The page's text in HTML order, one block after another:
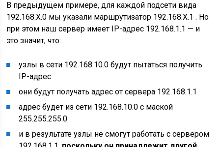
В предыдущем примере, для каждой подсети вида
192.168.X.0 мы указали маршрутизатор 192.168.X.1 . Но
при этом наш сервер имеет IP-адрес 192.168.1.1 — и
это значит, что:
узлы в сети 192.168.10.0 будут пытаться получить
IP-адрес
они будут получать адрес от сервера 192.168.1.1
адрес будет из сети 192.168.10.0 с маской
255.255.255.0
и в результате узлы не смогут работать с сервером